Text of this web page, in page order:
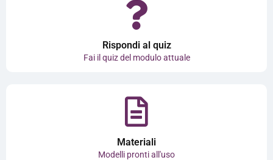
Rispondi al quiz
Fai il quiz del modulo attuale
Materiali
Modelli pronti all'uso